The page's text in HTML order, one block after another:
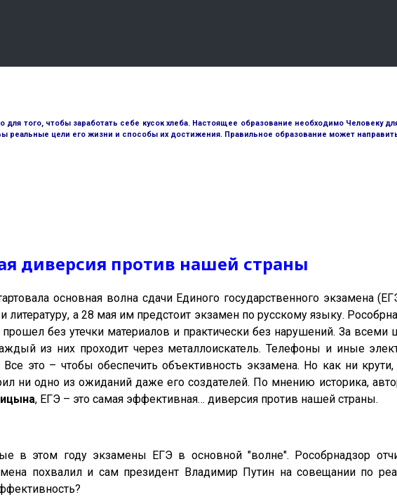
того, чтобы заработать себе кусок хлеба. Настоящее образование необходимо Человеку
реальные цели его жизни и способы их достижения. Правильное образование может
диверсия против нашей страны
основная волна сдачи Единого государственного
литературу, а 28 мая им предстоит экзамен по русскому языку.
без утечки материалов и практически без нарушений. За
из них проходит через металлоискатель. Телефоны и иные
Все это – чтобы обеспечить объективность экзамена. Но как ни
ни одно из ожиданий даже его создателей. По мнению историка,
, ЕГЭ – это самая эффективная… диверсия против нашей страны.
в этом году экзамены ЕГЭ в основной "волне". Рособрнадзор
похвалил и сам президент Владимир Путин на совещании по